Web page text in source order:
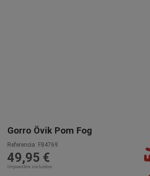
Gorro Övik Pom Fog
Referencia: F84769
49,95 €
Impuestos incluidos